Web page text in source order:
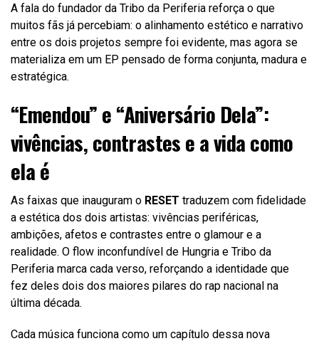
A fala do fundador da Tribo da Periferia reforça o que
muitos fãs já percebiam: o alinhamento estético e narrativo
entre os dois projetos sempre foi evidente, mas agora se
materializa em um EP pensado de forma conjunta, madura e
estratégica.
“Emendou” e “Aniversário Dela”:
vivências, contrastes e a vida como
ela é
As faixas que inauguram o RESET traduzem com fidelidade
a estética dos dois artistas: vivências periféricas,
ambições, afetos e contrastes entre o glamour e a
realidade. O flow inconfundível de Hungria e Tribo da
Periferia marca cada verso, reforçando a identidade que
fez deles dois dos maiores pilares do rap nacional na
última década.
Cada música funciona como um capítulo dessa nova